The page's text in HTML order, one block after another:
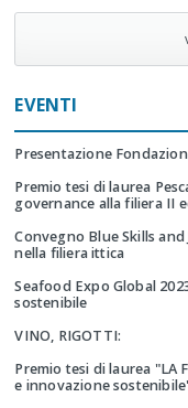
EVENTI
Presentazione
Premio tesi di laurea
governance alla filiera II
Convegno Blue Skills
nella filiera ittica
Seafood Expo Global
sostenibile
VINO, RIGOTTI:
Premio tesi di laurea "LA
e innovazione